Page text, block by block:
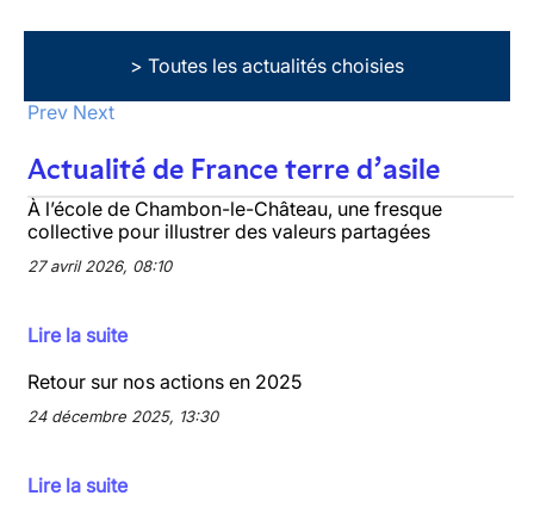
> Toutes les actualités choisies
Actualité de France terre d’asile
Prev Next
À l’école de Chambon-le-Château, une fresque
collective pour illustrer des valeurs partagées
27 avril 2026, 08:10
Lire la suite
Retour sur nos actions en 2025
24 décembre 2025, 13:30
Lire la suite